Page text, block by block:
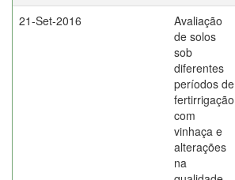
21-Set-2016
Avaliação
de solos
sob
diferentes
períodos de
fertirrigação
com
vinhaça e
alterações
na